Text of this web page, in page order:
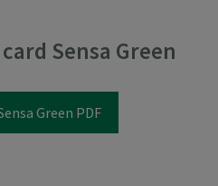
Sensa Green
Green PDF